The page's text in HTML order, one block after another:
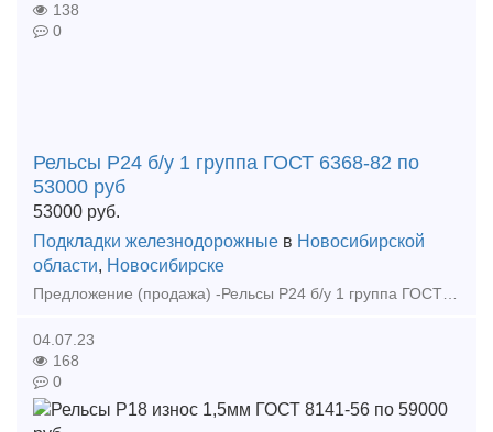
138
0
Рельсы Р24 б/у 1 группа ГОСТ 6368-82 по
53000 руб
53000 руб.
Подкладки железнодорожные в Новосибирской
области, Новосибирске
04.07.23
168
0